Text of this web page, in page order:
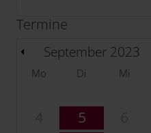
Termine
September 2023
Mo Di Mi
5